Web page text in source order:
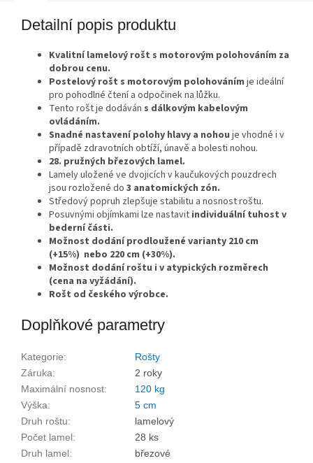
Detailní popis produktu
Kvalitní lamelový rošt s motorovým polohováním za
dobrou cenu.
Postelový rošt s motorovým polohováním je ideální
pro pohodlné čtení a odpočinek na lůžku.
Tento rošt je dodáván s dálkovým kabelovým
ovládáním.
Snadné nastavení polohy hlavy a nohou je vhodné i v
případě zdravotních obtíží, únavě a bolesti nohou.
28. pružných březových lamel.
Lamely uložené ve dvojicích v kaučukových pouzdrech
jsou rozložené do 3 anatomických zón.
Středový popruh zlepšuje stabilitu a nosnost roštu.
Posuvnými objímkami lze nastavit individuální tuhost v
bederní části.
Možnost dodání prodloužené varianty 210 cm
(+15%) nebo 220 cm (+30%).
Možnost dodání roštu i v atypických rozměrech
(cena na vyžádání).
Rošt od českého výrobce.
Doplňkové parametry
Kategorie:
Rošty
Záruka:
2 roky
Maximální nosnost:
120 kg
Výška:
5 cm
Druh roštu:
lamelový
Počet lamel:
28 ks
Druh lamel:
březové